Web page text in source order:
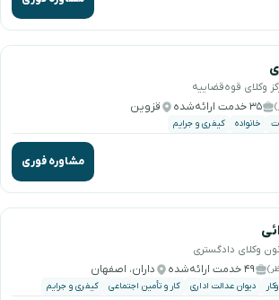
وکلای قوه‌قضاییه
۳۵ خدمت ارائه‌شده قزوین
خانواده کیفری و جرایم
مشاوره فوری
وکلای دادگستری
۴۹ خدمت ارائه‌شده داران، اصفهان
دیوان عدالت اداری کار و تأمین اجتماعی کیفری و جرایم